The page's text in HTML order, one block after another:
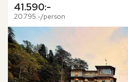
41.590:-
20.795:-/person